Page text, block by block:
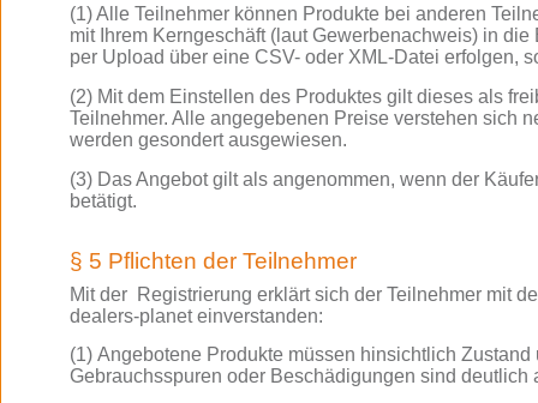
(1) Alle Teilnehmer können Produkte bei anderen
mit Ihrem Kerngeschäft (laut Gewerbenachweis) in
per Upload über eine CSV- oder XML-Datei erfolgen,
(2) Mit dem Einstellen des Produktes gilt dieses als
Teilnehmer. Alle angegebenen Preise verstehen sich
werden gesondert ausgewiesen.
(3) Das Angebot gilt als angenommen, wenn der
betätigt.
§ 5 Pflichten der Teilnehmer
Mit der Registrierung erklärt sich der Teilnehmer mit
dealers-planet einverstanden:
(1) Angebotene Produkte müssen hinsichtlich
Gebrauchsspuren oder Beschädigungen sind deutlich